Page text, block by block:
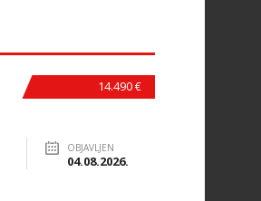
14.490 €
OBJAVLJEN
04.08.2026.